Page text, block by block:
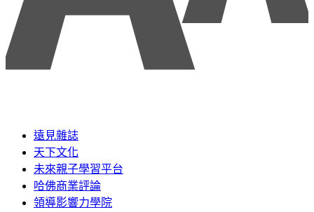
遠見雜誌
天下文化
未來親子學習平台
哈佛商業評論
領導影響力學院